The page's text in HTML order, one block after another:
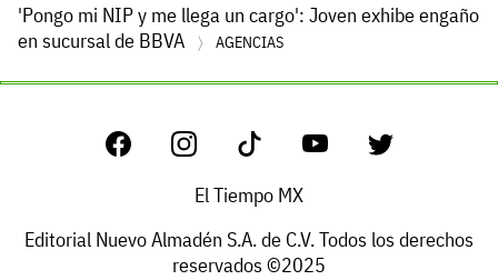
'Pongo mi NIP y me llega un cargo': Joven exhibe engaño
en sucursal de BBVA
AGENCIAS
El Tiempo MX
Editorial Nuevo Almadén S.A. de C.V. Todos los derechos
reservados ©2025